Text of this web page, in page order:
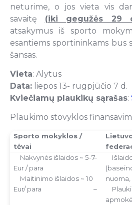
neturime, o jos vieta vis
savaitę (iki gegužės 29
atsakymus iš sporto
esantiems sportininkams bus
šansas.
Vieta: Alytus
Data: liepos 13- rugpjūčio 7 d.
Kviečiamų plaukikų sąrašas:
Plaukimo stovyklos
Sporto mokyklos /
tėvai
Nakvynės išlaidos ~ 5-7
Eur / para
Maitinimo išlaidos ~ 10
Eur/ para
–
nuoma,
–